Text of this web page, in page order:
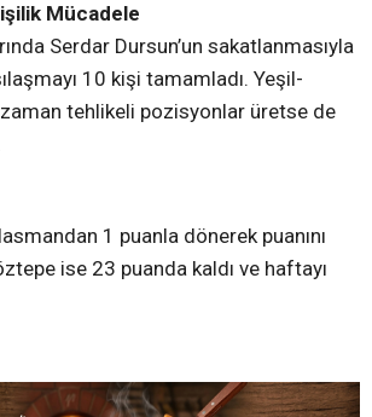
Mücadele
Serdar Dursun’un sakatlanmasıyla
10 kişi tamamladı. Yeşil-
tehlikeli pozisyonlar üretse de
1 puanla dönerek puanını
ise 23 puanda kaldı ve haftayı